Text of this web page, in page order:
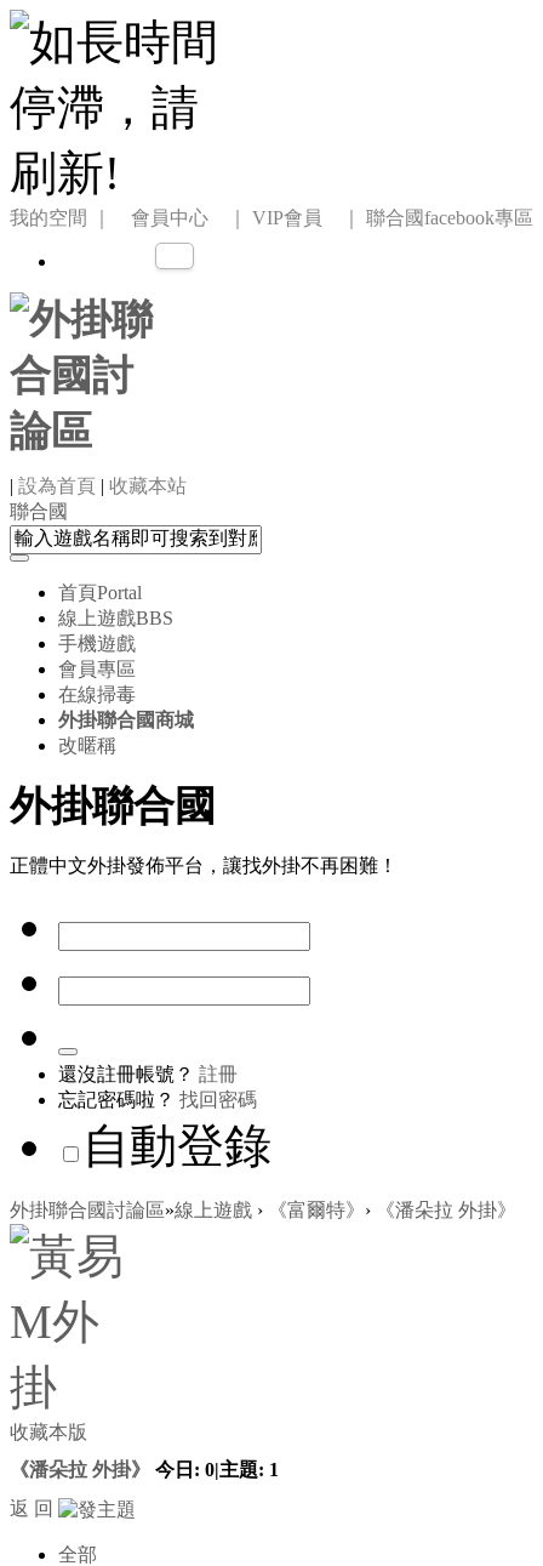
我的空間 ｜ 會員中心 ｜ VIP會員 ｜ 聯合國facebook專區
| 設為首頁 | 收藏本站
聯合國
首頁Portal
線上遊戲BBS
手機遊戲
會員專區
在線掃毒
外掛聯合國商城
改暱稱
外掛聯合國
正體中文外掛發佈平台，讓找外掛不再困難！
還沒註冊帳號？ 註冊
忘記密碼啦？ 找回密碼
自動登錄
外掛聯合國討論區»線上遊戲 › 《富爾特》 › 《潘朵拉 外掛》
收藏本版
《潘朵拉 外掛》
今日: 0|主題: 1
返 回
全部